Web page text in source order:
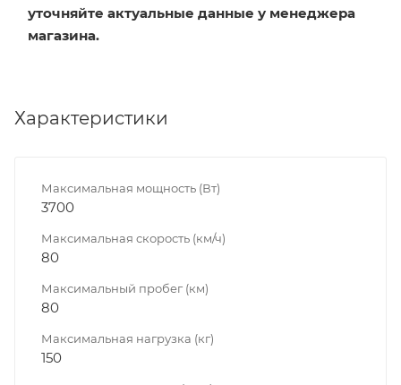
уточняйте актуальные данные у менеджера
магазина.
Характеристики
Максимальная мощность (Вт)
3700
Максимальная скорость (км/ч)
80
Максимальный пробег (км)
80
Максимальная нагрузка (кг)
150